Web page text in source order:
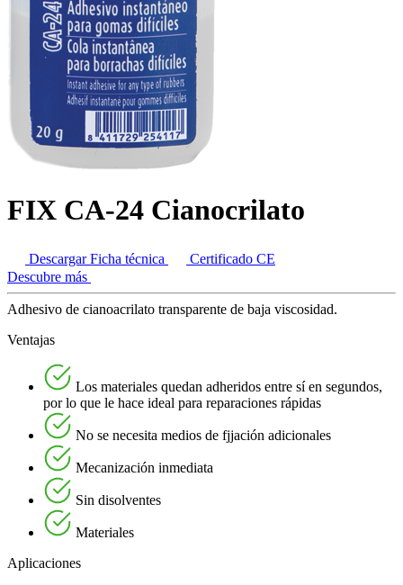
FIX CA-24 Cianocrilato
Descargar Ficha técnica
Certificado CE
Descubre más
Adhesivo de cianoacrilato transparente de baja viscosidad.
Ventajas
Los materiales quedan adheridos entre sí en segundos,
por lo que le hace ideal para reparaciones rápidas
No se necesita medios de fjjación adicionales
Mecanización inmediata
Sin disolventes
Materiales
Aplicaciones